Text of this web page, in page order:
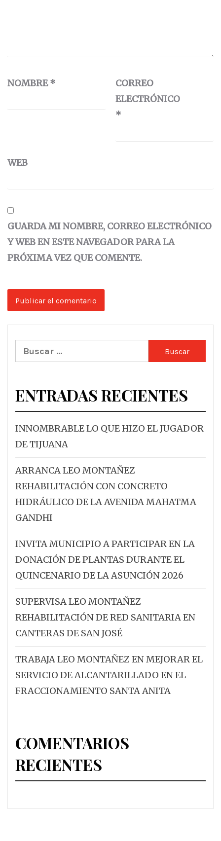
NOMBRE*
CORREO
ELECTRÓNICO
*
WEB
GUARDA MI NOMBRE, CORREO ELECTRÓNICO
Y WEB EN ESTE NAVEGADOR PARA LA
PRÓXIMA VEZ QUE COMENTE.
Buscar:
ENTRADAS RECIENTES
INNOMBRABLE LO QUE HIZO EL JUGADOR
DE TIJUANA
ARRANCA LEO MONTAÑEZ
REHABILITACIÓN CON CONCRETO
HIDRÁULICO DE LA AVENIDA MAHATMA
GANDHI
INVITA MUNICIPIO A PARTICIPAR EN LA
DONACIÓN DE PLANTAS DURANTE EL
QUINCENARIO DE LA ASUNCIÓN 2026
SUPERVISA LEO MONTAÑEZ
REHABILITACIÓN DE RED SANITARIA EN
CANTERAS DE SAN JOSÉ
TRABAJA LEO MONTAÑEZ EN MEJORAR EL
SERVICIO DE ALCANTARILLADO EN EL
FRACCIONAMIENTO SANTA ANITA
COMENTARIOS
RECIENTES